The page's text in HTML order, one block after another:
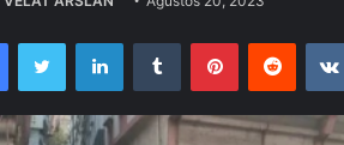
FacebookTwitter LinkedInTumblr PinterestReddit